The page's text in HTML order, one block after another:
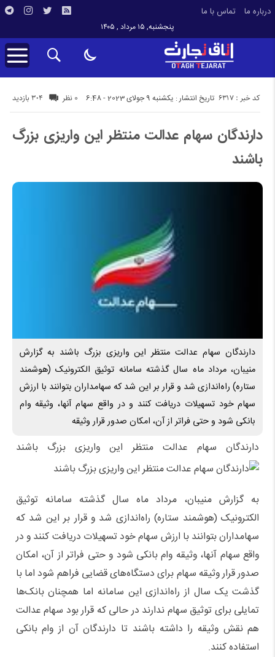
درباره ما تماس با ما
پنجشنبه, ۱۵ مرداد , ۱۴۰۵
تاریخ انتشار : یکشنبه 9 جولای 2023 - 6:48 304 بازدید کد خبر : 6317 0 نظر
دارندگان سهام عدالت منتظر این واریزی بزرگ
باشند
دارندگان سهام عدالت منتظر این واریزی بزرگ باشند به گزارش
منیبان، مرداد ماه سال گذشته سامانه توثیق الکترونیک (هوشمند
ستاره) راه‌اندازی شد و قرار بر این شد که سهامداران بتوانند با ارزش
سهام خود تسهیلات دریافت کنند و در واقع سهام آنها، وثیقه وام
بانکی شود و حتی فراتر از آن، امکان صدور قرار وثیقه
دارندگان سهام عدالت منتظر این واریزی بزرگ باشند
به گزارش منیبان، مرداد ماه سال گذشته سامانه توثیق
الکترونیک (هوشمند ستاره) راه‌اندازی شد و قرار بر این شد که
سهامداران بتوانند با ارزش سهام خود تسهیلات دریافت کنند و در
واقع سهام آنها، وثیقه وام بانکی شود و حتی فراتر از آن، امکان
صدور قرار وثیقه سهام برای دستگاه‌های قضایی فراهم شود اما با
گذشت یک سال از راه‌اندازی این سامانه اما همچنان بانک‌ها
تمایلی برای توثیق سهام ندارند در حالی که قرار بود سهام عدالت
هم نقش وثیقه را داشته باشند تا دارندگان آن از وام بانکی
استفاده کنند.